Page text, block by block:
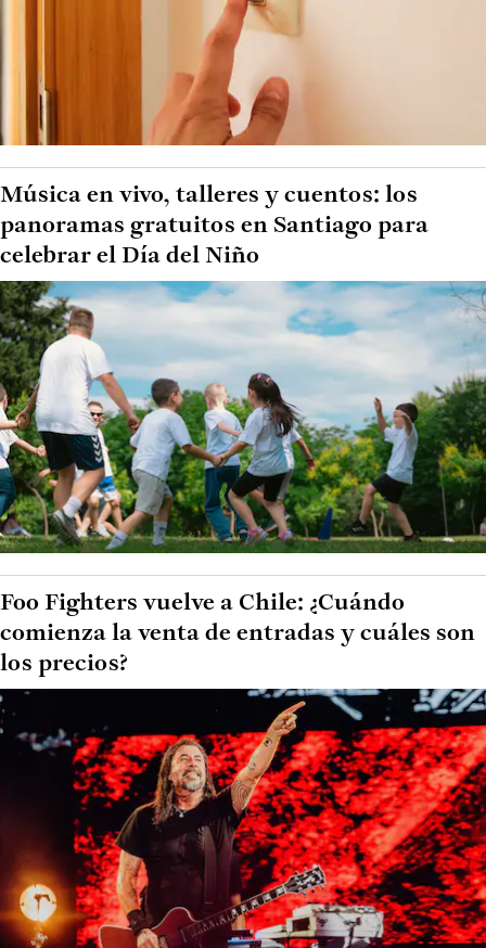
Música en vivo, talleres y cuentos: los
panoramas gratuitos en Santiago para
celebrar el Día del Niño
Foo Fighters vuelve a Chile: ¿Cuándo
comienza la venta de entradas y cuáles son
los precios?